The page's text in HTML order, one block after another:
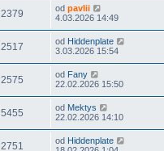
2379 od pavlii
4.03.2026 14:49
2517 od Hiddenplate
3.03.2026 15:54
2575 od Fany
22.02.2026 15:50
5455 od Mektys
22.02.2026 14:10
2751 od Hiddenplate